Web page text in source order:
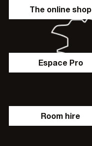
The online shop
Espace Pro
Room hire